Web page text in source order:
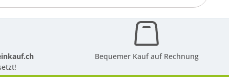
Bequemer Kauf auf Rechnung